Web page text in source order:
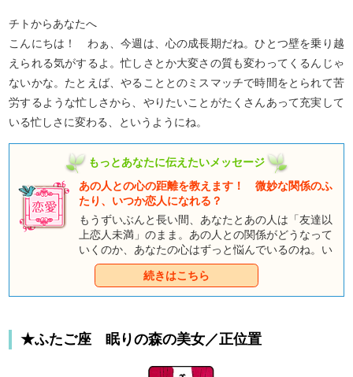
チトからあなたへ
こんにちは！ わぁ、今週は、心の成長期だね。ひとつ壁を乗り越
えられる気がするよ。忙しさとか大変さの質も変わってくるんじゃ
ないかな。たとえば、やることとのミスマッチで時間をとられて苦
労するような忙しさから、やりたいことがたくさんあって充実して
いる忙しさに変わる、というようにね。
もっとあなたに伝えたいメッセージ
あの人との心の距離を教えます！ 微妙な関係のふ
たり、いつか恋人になれる？
もうずいぶんと長い間、あなたとあの人は「友達以
上恋人未満」のまま。あの人との関係がどうなって
いくのか、あなたの心はずっと悩んでいるのね。い
つになったら二人の距離は縮まっていくの？ いつ
か二人は恋人同士になれるの？ それとも、二人は
このままずっと微妙な関係のままなの？ ひとつの
でいても、なかなか二人の状況は変化しないでしょ
トに聞いてみませんか？ 二人が本当に恋人同士に
続きはこちら
★ふたご座 眠りの森の美女／正位置